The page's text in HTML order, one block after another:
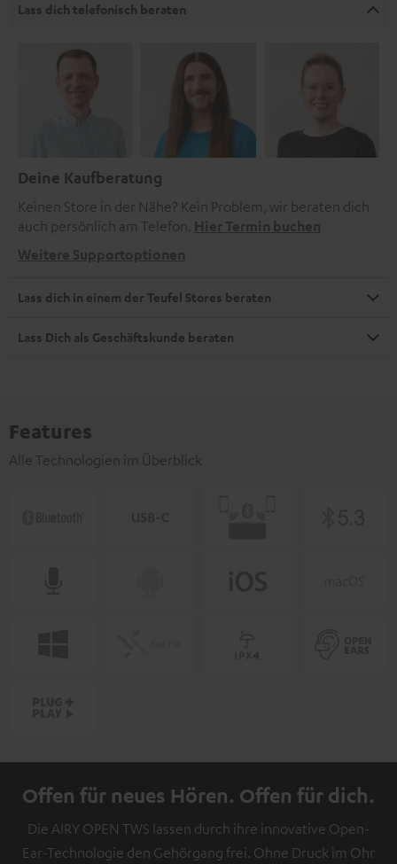
Lass dich telefonisch beraten
Deine Kaufberatung
Keinen Store in der Nähe? Kein Problem, wir beraten dich
auch persönlich am Telefon. Hier Termin buchen
Weitere Supportoptionen
Lass dich in einem der Teufel Stores beraten
Lass Dich als Geschäftskunde beraten
Features
Alle Technologien im Überblick
Offen für neues Hören. Offen für dich.
Die AIRY OPEN TWS lassen durch ihre innovative Open-
Ear-Technologie den Gehörgang frei. Ohne Druck im Ohr